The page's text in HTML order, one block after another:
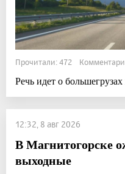
Прочитали: 472
Речь идет о
12:32, 8 авг 2026
В Магнитогорске
выходные